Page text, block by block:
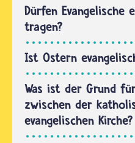
und
Anhänger
von
Jesus. Es
entstand…
Dürfen Evangelische
tragen?
Ist Ostern
Was ist der Grund
zwischen der
evangelischen Kirche?